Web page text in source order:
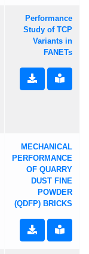
Performance
Study of TCP
Variants in
FANETs
MECHANICAL
PERFORMANCE
OF QUARRY
DUST FINE
POWDER
(QDFP) BRICKS